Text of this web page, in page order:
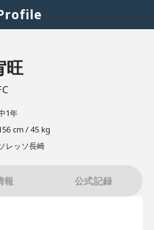
1年
cm / 45 kg
レッソ長崎
報 公式記録